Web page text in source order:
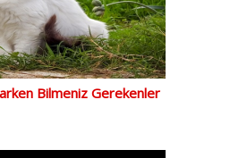
Bilmeniz Gerekenler